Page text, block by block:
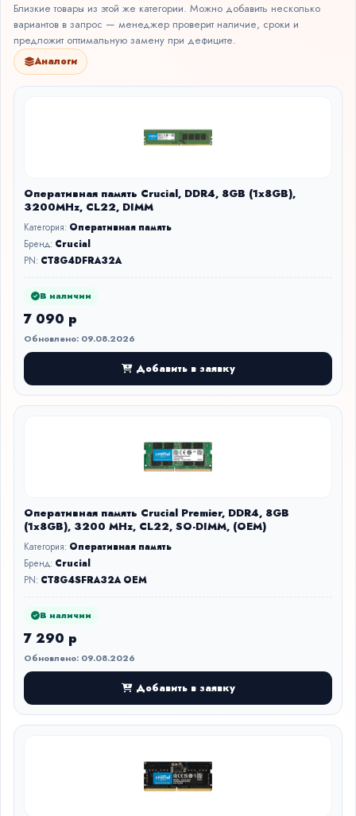
Близкие товары из этой же категории. Можно добавить несколько
вариантов в запрос — менеджер проверит наличие, сроки и
предложит оптимальную замену при дефиците.
Аналоги
Оперативная память Crucial, DDR4, 8GB (1x8GB),
3200MHz, CL22, DIMM
Категория: Оперативная память
Бренд: Crucial
PN: CT8G4DFRA32A
В наличии
7 090 р
Обновлено: 09.08.2026
Добавить в заявку
Оперативная память Crucial Premier, DDR4, 8GB
(1x8GB), 3200 MHz, CL22, SO-DIMM, (OEM)
Категория: Оперативная память
Бренд: Crucial
PN: CT8G4SFRA32A OEM
В наличии
7 290 р
Обновлено: 09.08.2026
Добавить в заявку